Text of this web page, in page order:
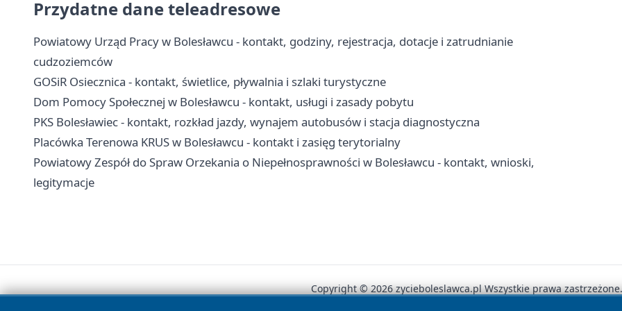
Przydatne dane teleadresowe
Powiatowy Urząd Pracy w Bolesławcu - kontakt, godziny, rejestracja, dotacje i zatrudnianie
cudzoziemców
GOSiR Osiecznica - kontakt, świetlice, pływalnia i szlaki turystyczne
Dom Pomocy Społecznej w Bolesławcu - kontakt, usługi i zasady pobytu
PKS Bolesławiec - kontakt, rozkład jazdy, wynajem autobusów i stacja diagnostyczna
Placówka Terenowa KRUS w Bolesławcu - kontakt i zasięg terytorialny
Powiatowy Zespół do Spraw Orzekania o Niepełnosprawności w Bolesławcu - kontakt, wnioski,
legitymacje
Copyright © 2026 zycieboleslawca.pl Wszystkie prawa zastrzeżone.